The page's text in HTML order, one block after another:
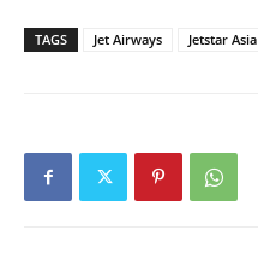
TAGS Jet Airways Jetstar Asia